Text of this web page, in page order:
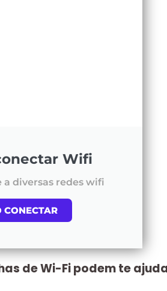
Wifi
a diversas redes wifi
CONECTAR
de Wi-Fi podem te